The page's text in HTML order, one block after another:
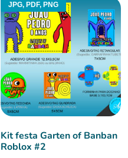
JPG, PDF, PNG
Kit festa Garten of Banban
Roblox #2